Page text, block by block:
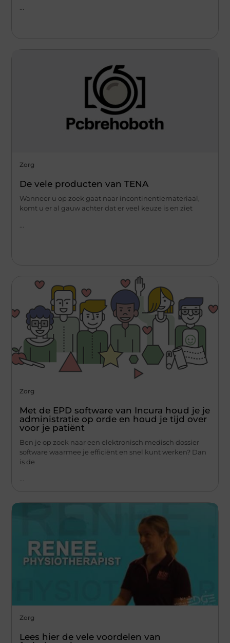
Zorg
De vele producten van TENA
Wanneer u op zoek gaat naar incontinentiemateriaal,
komt u er al gauw achter dat er veel keuze is en ziet
Zorg
Met de EPD software van Incura houd je je
administratie op orde en houd je tijd over
voor je patiënt
Ben je op zoek naar een elektronisch medisch dossier
software waarmee je efficiënt en snel kunt werken? Dan
is de
...
Zorg
Lees hier de vele voordelen van